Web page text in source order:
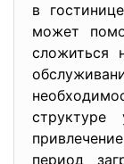
в
может
сложиться
период